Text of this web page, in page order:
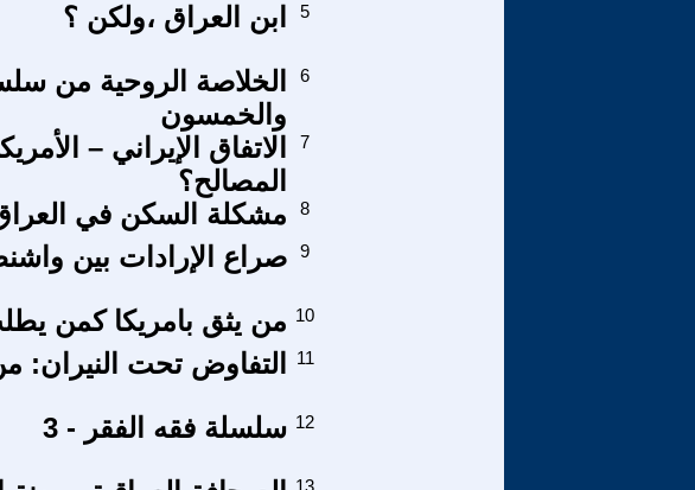
ابن العراق ،ولكن ؟ 5
الخلاصة الروحية من
والخمسون
6
الاتفاق الإيراني –
المصالح؟
7
مشكلة السكن في 8
صراع الإرادات بين 9
من يثق بامريكا كمن 10
التفاوض تحت النيران: 11
سلسلة فقه الفقر - 3 12
13